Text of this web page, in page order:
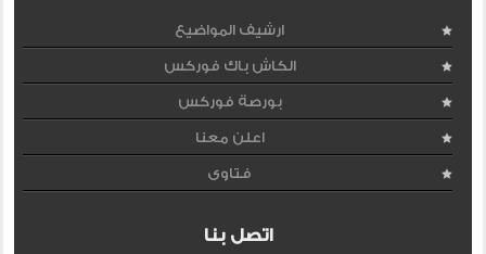
ارشيف المواضيع
الكاش باك فوركس
بورصة فوركس
اعلن معنا
فتاوى
اتصل بنا